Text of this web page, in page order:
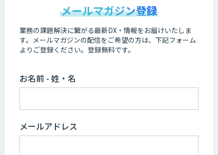
メールマガジン登録
業務の課題解決に繋がる最新DX・情報をお届けいたしま
す。 メールマガジンの配信をご希望の方は、下記フォーム
よりご登録ください。登録無料です。
お名前 - 姓・名
メールアドレス